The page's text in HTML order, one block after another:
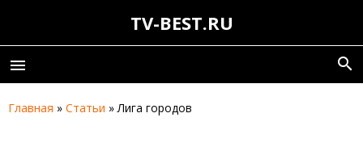
TV-BEST.RU
menu search
Главная » Статьи » Лига городов